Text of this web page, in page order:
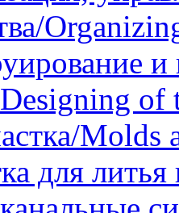
и
of
Molds
для литья